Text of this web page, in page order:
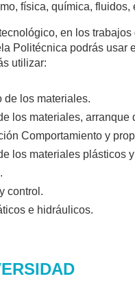
física, química,
en los
Politécnica podrás usar
utilizar:
de los materiales.
los materiales, arranque
Comportamiento y
los materiales plásticos
control.
e hidráulicos.